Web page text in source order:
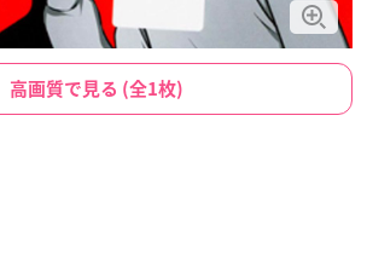
高画質で見る (全1枚)